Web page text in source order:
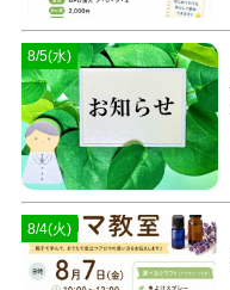
8/5(水)
8/4(火)